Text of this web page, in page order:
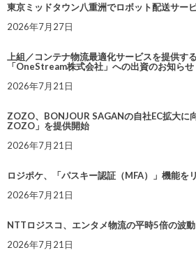
東京ミッドタウン八重洲でロボット配送サー
2026年7月27日
上組／コンテナ物流最適化サービスを提供す
「OneStream株式会社」への出資のお知らせ
2026年7月21日
ZOZO、BONJOUR SAGANの自社EC拡大
ZOZO」を提供開始
2026年7月21日
ロジポケ、「パスキー認証（MFA）」機能を
2026年7月21日
NTTロジスコ、エンタメ物流の平時5倍の波
2026年7月21日